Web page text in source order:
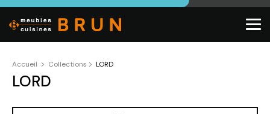
Accueil Collections LORD
LORD